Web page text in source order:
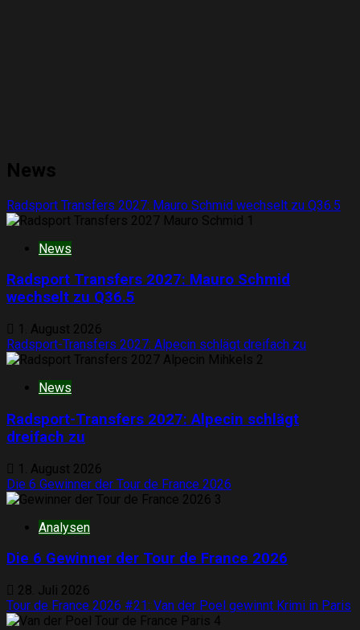
News
Radsport Transfers 2027: Mauro Schmid wechselt zu Q36.5
1
News
Radsport Transfers 2027: Mauro Schmid
wechselt zu Q36.5
1. August 2026
Radsport-Transfers 2027: Alpecin schlägt dreifach zu
2
News
Radsport-Transfers 2027: Alpecin schlägt
dreifach zu
1. August 2026
Die 6 Gewinner der Tour de France 2026
3
Analysen
Die 6 Gewinner der Tour de France 2026
28. Juli 2026
Tour de France 2026 #21: Van der Poel gewinnt Krimi in Paris
4